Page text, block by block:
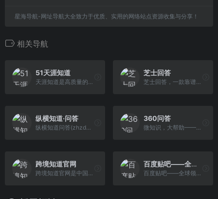
星海导航-网址导航大全致力于优质、实用的网络站点资源收集与分享！
相关导航
51天涯知道
天涯知道是高质量的知识分享...
芝士回答
芝士回答，一款靠谱的问答社...
纵横知道·问答
纵横知道问答(zhzdwd.com)工...
360问答
微知识，大帮助——360问答是一...
跨境知道官网
跨境知道官网是中国知名跨境...
百度贴吧——全球领先的中文社区
百度贴吧——全球领先的中文社...